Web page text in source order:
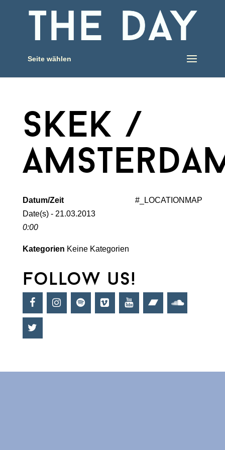
Seite wählen
skek /
#_LOCATIONMAP
Datum/Zeit
Date(s) - 21.03.2013
0:00
Kategorien Keine Kategorien
follow us!